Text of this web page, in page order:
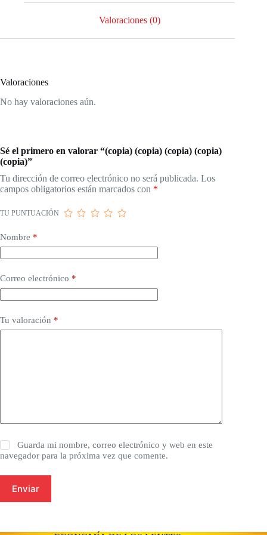
Valoraciones (0)
Valoraciones
No hay valoraciones aún.
Sé el primero en valorar “(copia) (copia) (copia) (copia)
(copia)”
Tu dirección de correo electrónico no será publicada. Los
campos obligatorios están marcados con *
TU PUNTUACIÓN
Nombre *
Correo electrónico *
Tu valoración *
Guarda mi nombre, correo electrónico y web en este
navegador para la próxima vez que comente.
Enviar